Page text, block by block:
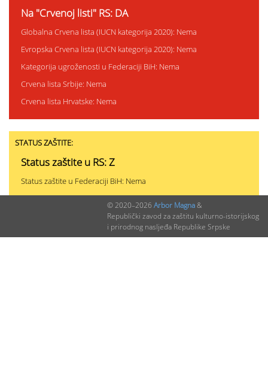
Na "Crvenoj listi" RS: DA
Globalna Crvena lista (IUCN kategorija 2020): Nema
Evropska Crvena lista (IUCN kategorija 2020): Nema
Kategorija ugroženosti u Federaciji BiH: Nema
Crvena lista Srbije: Nema
Crvena lista Hrvatske: Nema
STATUS ZAŠTITE:
Status zaštite u RS: Z
Status zaštite u Federaciji BiH: Nema
Status zaštite u Srbiji: Nema
Status zaštite u Hrvatskoj: Nema
Status zaštite u Crnoj Gori: Nema
© 2020–2026 Arbor Magna&
Republički zavod za zaštitu kulturno-istorijskog
i prirodnog nasljeđa Republike Srpske